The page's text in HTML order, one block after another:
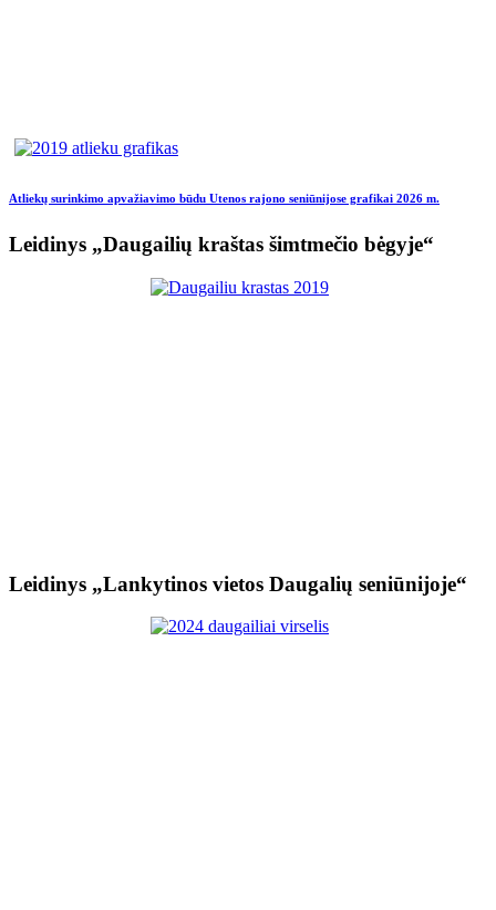
Atliekų surinkimo apvažiavimo būdu Utenos rajono seniūnijose grafikai 2026 m.
Leidinys „Daugailių kraštas šimtmečio bėgyje“
Leidinys „Lankytinos vietos Daugalių seniūnijoje“